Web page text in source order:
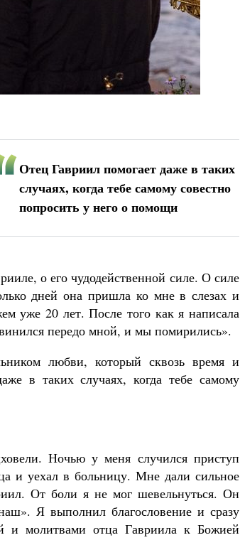
Отец Гавриил помогает даже в таких
случаях, когда тебе самому совестно
попросить у него о помощи
о его чудодейственной силе. О силе
дней она пришла ко мне в слезах и
уже 20 лет. После того как я написала
передо мной, и мы помирились».
любви, который сквозь время и
в таких случаях, когда тебе самому
Ночью у меня случился приступ
и уехал в больницу. Мне дали сильное
От боли я не мог шевельнуться. Он
Я выполнил благословение и сразу
и молитвами отца Гавриила к Божией